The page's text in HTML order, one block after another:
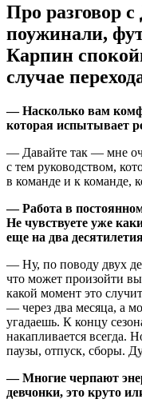
Про разговор
поужинали,
Карпин
случае
— Насколько вам
которая испытывает
— Давайте так — мне
с тем руководством,
в команде и к команде,
— Работа в
Не чувствуете уже
еще на два
— Ну, по поводу двух
что может произойти
какой момент это
— через два месяца, а
угадаешь. К концу
накапливается всегда.
паузы, отпуск, сборы.
— Многие черпают
девчонки, это круто